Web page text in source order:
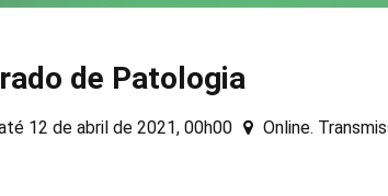
de Patologia
12 de abril de 2021, 00h00 Online.